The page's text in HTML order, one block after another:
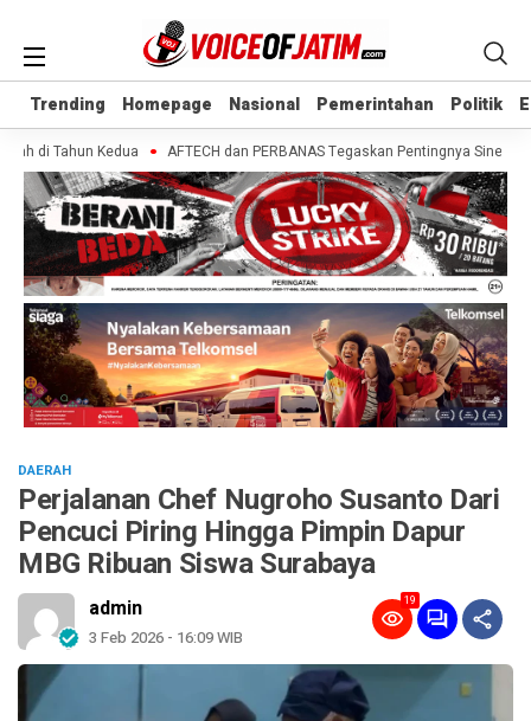
Trending Homepage Nasional Pemerintahan Politik
Trending Homepage Nasional Pemerintahan Politik
di Tahun Kedua AFTECH dan PERBANAS Tegaskan Pentingnya Sinergi
DAERAH
Perjalanan Chef Nugroho Susanto Dari
Pencuci Piring Hingga Pimpin Dapur
MBG Ribuan Siswa Surabaya
admin
3 Feb 2026 - 16:09 WIB
19